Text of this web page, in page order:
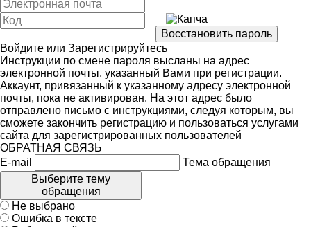
Войдите или Зарегистрируйтесь
Инструкции по смене пароля высланы на адрес
электронной почты, указанный Вами при регистрации.
Аккаунт, привязанный к указанному адресу электронной
почты, пока не активирован. На этот адрес было
отправлено письмо с инструкциями, следуя которым, вы
сможете закончить регистрацию и пользоваться услугами
сайта для зарегистрированных пользователей
ОБРАТНАЯ СВЯЗЬ
E-mail
Тема обращения
Выберите тему
обращения
Не выбрано
Ошибка в тексте